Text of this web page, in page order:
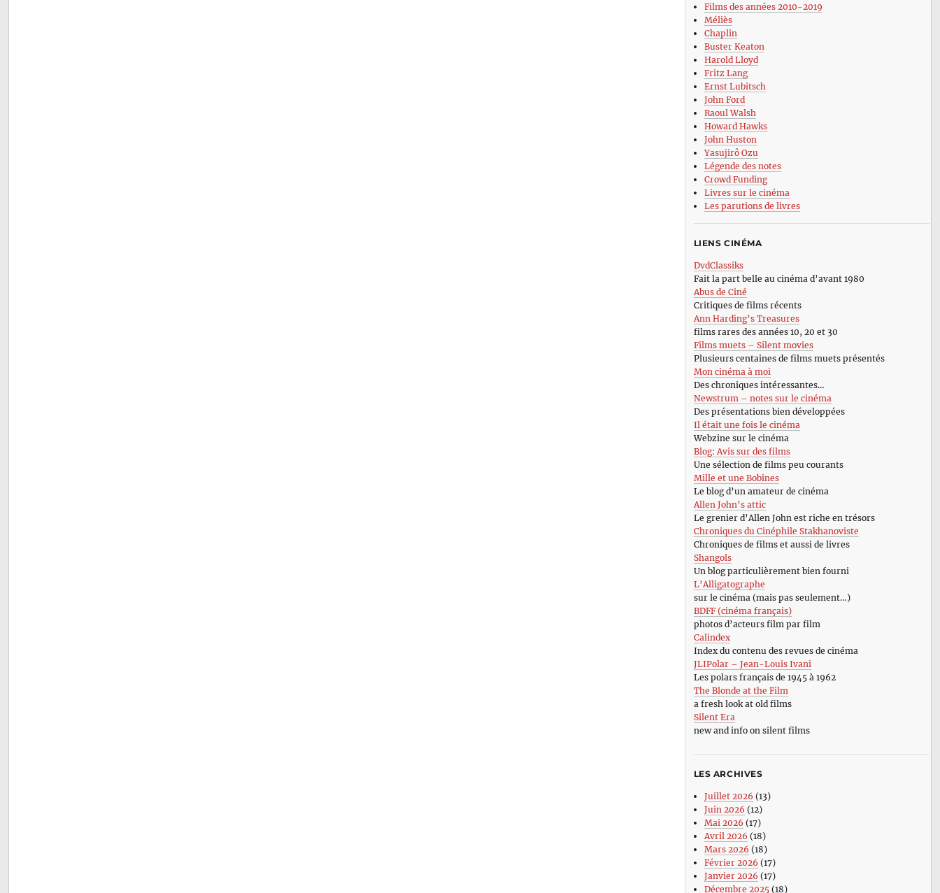
Films des années 2010-2019
Méliès
Chaplin
Buster Keaton
Harold Lloyd
Fritz Lang
Ernst Lubitsch
John Ford
Raoul Walsh
Howard Hawks
John Huston
Yasujirô Ozu
Légende des notes
Crowd Funding
Livres sur le cinéma
Les parutions de livres
LIENS CINÉMA
DvdClassiks
Fait la part belle au cinéma d’avant 1980
Abus de Ciné
Critiques de films récents
Ann Harding’s Treasures
films rares des années 10, 20 et 30
Films muets – Silent movies
Plusieurs centaines de films muets présentés
Mon cinéma à moi
Des chroniques intéressantes…
Newstrum – notes sur le cinéma
Des présentations bien développées
Il était une fois le cinéma
Webzine sur le cinéma
Blog: Avis sur des films
Une sélection de films peu courants
Mille et une Bobines
Le blog d’un amateur de cinéma
Allen John’s attic
Le grenier d’Allen John est riche en trésors
Chroniques du Cinéphile Stakhanoviste
Chroniques de films et aussi de livres
Shangols
Un blog particulièrement bien fourni
L’Alligatographe
sur le cinéma (mais pas seulement…)
BDFF (cinéma français)
photos d’acteurs film par film
Calindex
Index du contenu des revues de cinéma
JLIPolar – Jean-Louis Ivani
Les polars français de 1945 à 1962
The Blonde at the Film
a fresh look at old films
Silent Era
new and info on silent films
LES ARCHIVES
Juillet 2026 (13)
Juin 2026 (12)
Mai 2026 (17)
Avril 2026 (18)
Mars 2026 (18)
Février 2026 (17)
Janvier 2026 (17)
Décembre 2025(18)